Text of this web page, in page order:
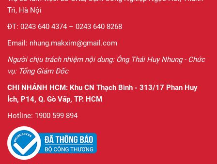
Trì, Hà Nội
ĐT: 0243 640 4374 – 0243 640 8268
Email: nhung.makxim@gmail.com
Người chịu trách nhiệm nội dung: Ông Thái Huy Nhung - Chức
vụ: Tổng Giám Đốc
CHI NHÁNH HCM: Khu CN Thạch Bình - 313/17 Phan Huy
Ích, P14, Q. Gò Vấp, TP. HCM
Hotline: 1900 599 894